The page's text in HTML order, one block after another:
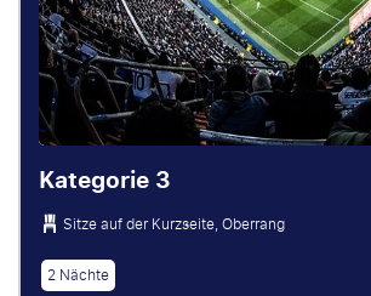
Kategorie 3
Sitze auf der Kurzseite, Oberrang
2 Nächte